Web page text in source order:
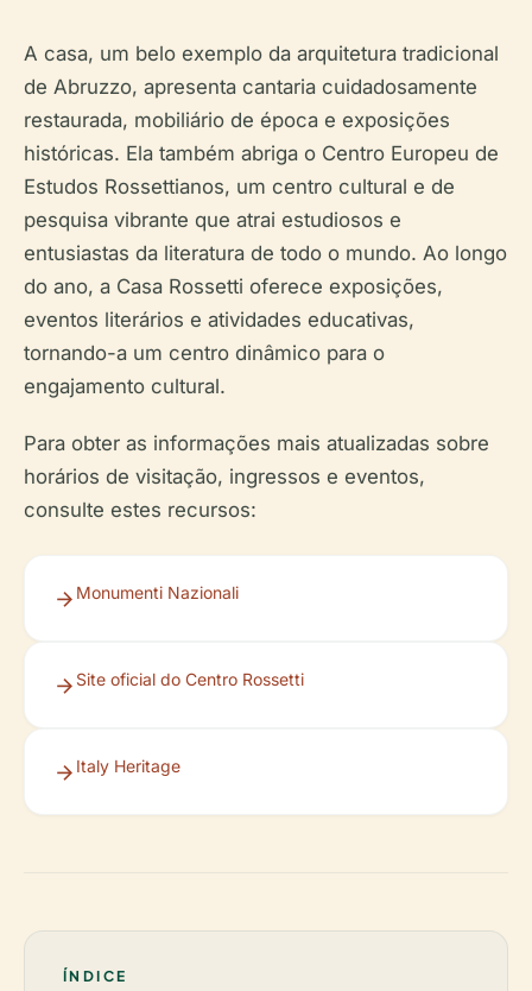
A casa, um belo exemplo da arquitetura tradicional
de Abruzzo, apresenta cantaria cuidadosamente
restaurada, mobiliário de época e exposições
históricas. Ela também abriga o Centro Europeu de
Estudos Rossettianos, um centro cultural e de
pesquisa vibrante que atrai estudiosos e
entusiastas da literatura de todo o mundo. Ao longo
do ano, a Casa Rossetti oferece exposições,
eventos literários e atividades educativas,
tornando-a um centro dinâmico para o
engajamento cultural.
Para obter as informações mais atualizadas sobre
horários de visitação, ingressos e eventos,
consulte estes recursos:
Monumenti Nazionali
Site oficial do Centro Rossetti
Italy Heritage
ÍNDICE